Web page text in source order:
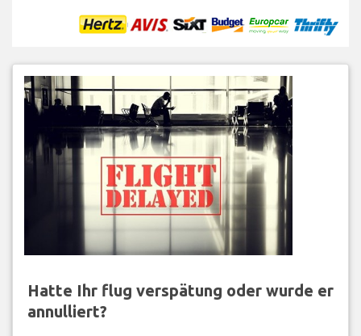
Hatte Ihr flug verspätung oder wurde er
annulliert?